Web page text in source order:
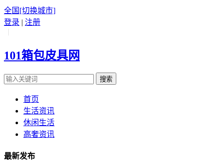
全国 [切换城市]
登录 | 注册
|
101箱包皮具网
搜索
首页
生活资讯
休闲生活
高奢资讯
最新发布